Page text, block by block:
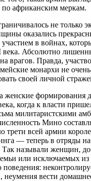
по африканским меркам.
не только
оказались
в войнах,
Абсолютно
врагов. Правда,
монархи не
своей личной
женские формирования
когда к власти
милитаристскими
Мино
трети всей армии
— теперь в отряды
Так называли женщин,
или исключаемых из
неумения вести